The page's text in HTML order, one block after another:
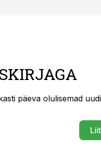
päeva olulisemad